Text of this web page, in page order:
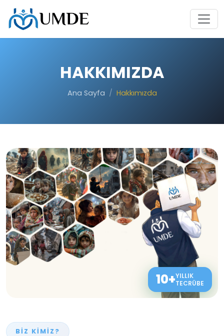
HAKKIMIZDA
Ana Sayfa Hakkımızda
10+YILLIK
TECRÜBE
BIZ KIMIZ?